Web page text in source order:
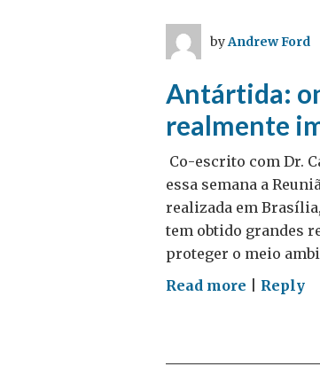
byAndrew Ford
Antártida:
realmente
Co-escrito com Dr.
essa semana a
realizada em
tem obtido grandes
proteger o meio
Read more onReply